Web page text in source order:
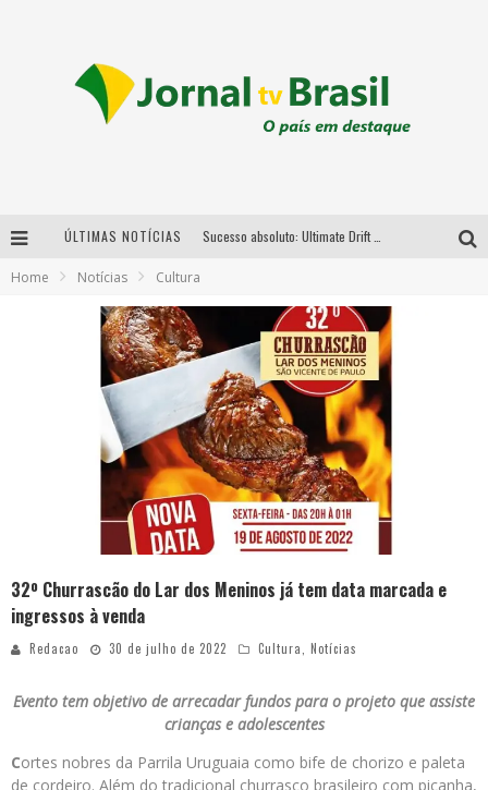
ÚLTIMAS NOTÍCIAS
Chega de mistério! Baianas Ozadas lança tema do carnaval de 2026 nesta terça-feira
Em abril, Boulevard Shopping BH realiza sorteio de TVs 4K
Home Notícias Cultura
32º Churrascão do Lar dos Meninos já tem data marcada e
ingressos à venda
Redacao 30 de julho de 2022 Cultura, Notícias
Evento tem objetivo de arrecadar fundos para o projeto que assiste
crianças e adolescentes
Cortes nobres da Parrila Uruguaia como bife de chorizo e paleta
de cordeiro. Além do tradicional churrasco brasileiro com picanha,